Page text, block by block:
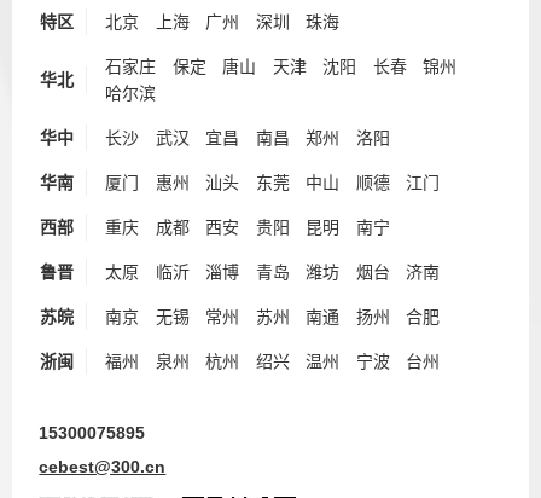
特区 北京 上海 广州 深圳 珠海
华北
石家庄 保定 唐山 天津 沈阳 长春
锦州
哈尔滨
华中 长沙 武汉 宜昌 南昌 郑州 洛阳
华南 厦门 惠州 汕头 东莞 中山 顺德 江门
西部 重庆 成都 西安 贵阳 昆明 南宁
鲁晋 太原 临沂 淄博 青岛 潍坊 烟台 济南
苏皖 南京 无锡 常州 苏州 南通 扬州 合肥
浙闽 福州 泉州 杭州 绍兴 温州 宁波 台州
15300075895
cebest@300.cn